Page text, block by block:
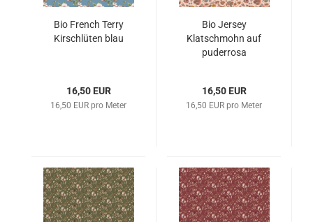
Bio French Terry
Kirschlüten blau
16,50 EUR
16,50 EUR pro Meter
Bio Jersey
Klatschmohn auf
puderrosa
16,50 EUR
16,50 EUR pro Meter